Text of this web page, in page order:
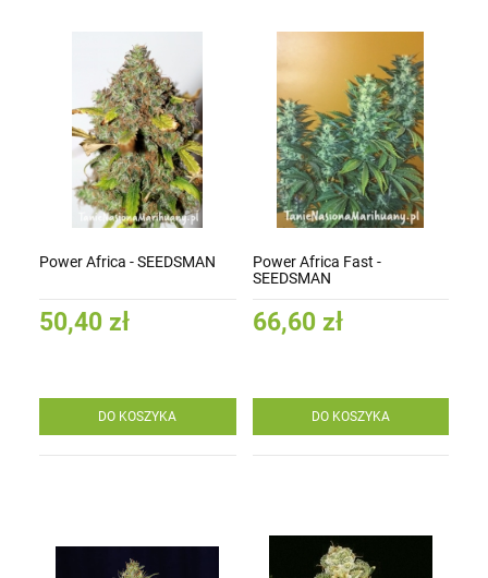
Power Africa - SEEDSMAN
50,40 zł
DO KOSZYKA
Power Africa Fast -
SEEDSMAN
66,60 zł
DO KOSZYKA